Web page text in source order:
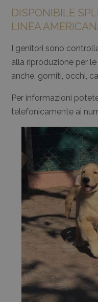
DISPONIBILE
LINEA
I genitori sono
alla riproduzione per
anche, gomiti, occhi,
Per informazioni
telefonicamente ai